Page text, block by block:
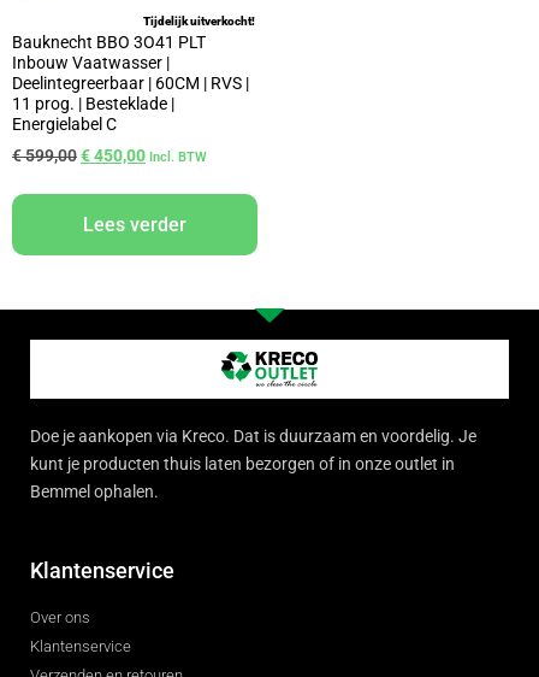
Tijdelijk uitverkocht!
Bauknecht BBO 3O41 PLT
Inbouw Vaatwasser |
Deelintegreerbaar | 60CM | RVS |
11 prog. | Besteklade |
Energielabel C
€599,00€450,00 Incl. BTW
Lees verder
Doe je aankopen via Kreco. Dat is duurzaam en voordelig. Je
kunt je producten thuis laten bezorgen of in onze outlet in
Bemmel ophalen.
Klantenservice
Over ons
Klantenservice